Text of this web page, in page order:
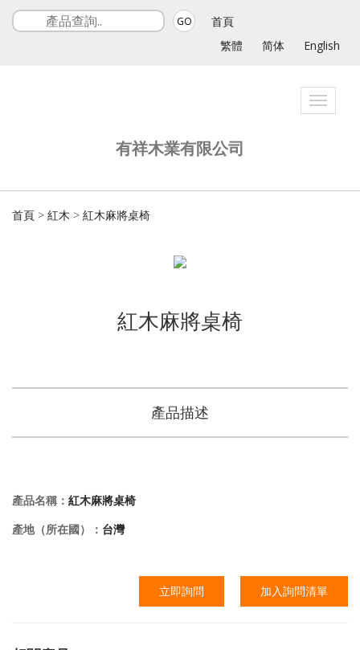
GO
首頁
繁體
简体 English
Toggle
有祥木業有限公司
首頁 > 紅木 > 紅木麻將桌椅
紅木麻將桌椅
產品描述
產品名稱： 紅木麻將桌椅
產地（所在國）： 台灣
立即詢問 加入詢問清單